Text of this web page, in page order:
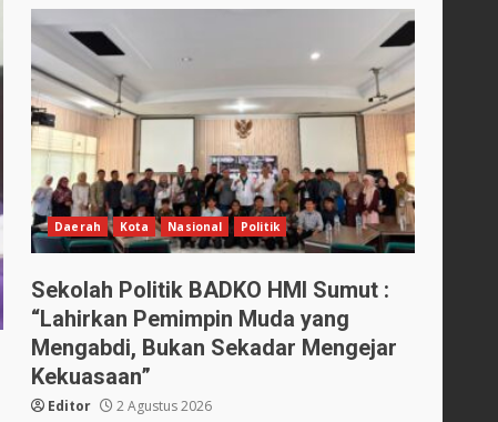
Daerah Kota Nasional Politik
Sekolah Politik BADKO HMI Sumut :
“Lahirkan Pemimpin Muda yang
Mengabdi, Bukan Sekadar Mengejar
Kekuasaan”
Editor 2 Agustus 2026